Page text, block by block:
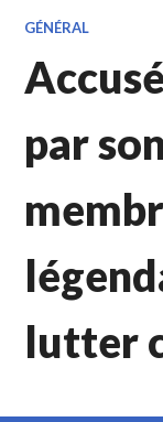
GÉNÉRAL
par
lutter